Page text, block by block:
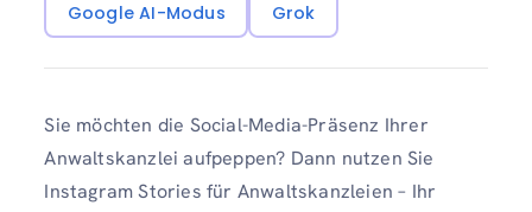
Google AI-Modus
Grok
Sie möchten die Social-Media-Präsenz Ihrer
Anwaltskanzlei aufpeppen? Dann nutzen Sie
Instagram Stories für Anwaltskanzleien – Ihr